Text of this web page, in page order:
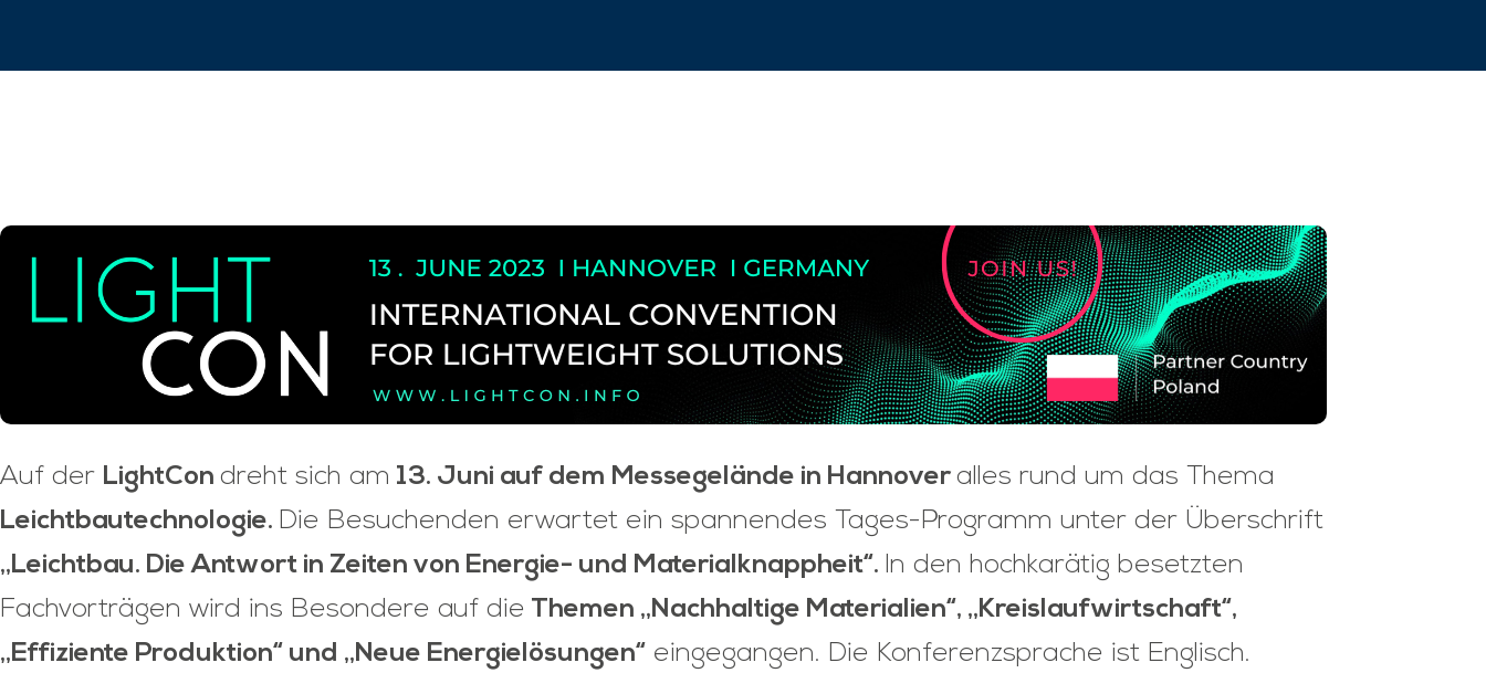
Auf der LightCon dreht sich am 13. Juni auf dem Messegelände in Hannover alles rund um das Thema
Leichtbautechnologie. Die Besuchenden erwartet ein spannendes Tages-Programm unter der Überschrift
„Leichtbau. Die Antwort in Zeiten von Energie- und Materialknappheit“. In den hochkarätig besetzten
Fachvorträgen wird ins Besondere auf die Themen „Nachhaltige Materialien“, „Kreislaufwirtschaft“,
„Effiziente Produktion“ und „Neue Energielösungen“ eingegangen. Die Konferenzsprache ist Englisch.